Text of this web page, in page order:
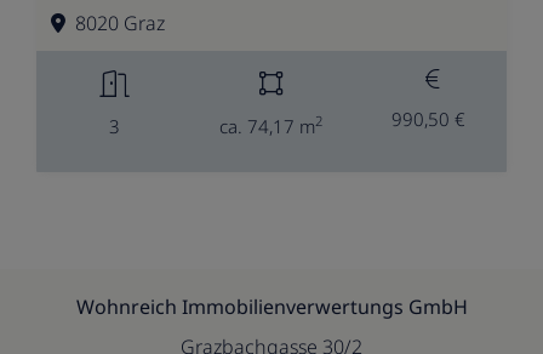
8020 Graz
3 ca. 74,17 m2 990,50 €
Wohnreich Immobilienverwertungs GmbH
Grazbachgasse 30/2